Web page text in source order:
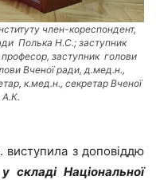
член-кореспондент,
Полька Н.С.; заступник
заступник голови
Вченої ради, д.мед.н.,
к.мед.н., секретар Вченої
А.К.
з доповіддю
складі Національної